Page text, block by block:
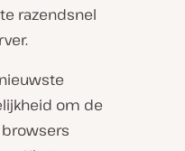
razendsnel
nieuwste
om de
browsers